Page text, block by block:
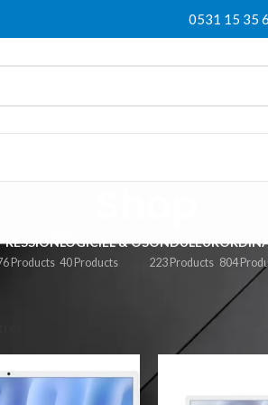
0531 15 35
Products
LOGICIEL & OS
40 Products
ONDULEUR
223 Products 804